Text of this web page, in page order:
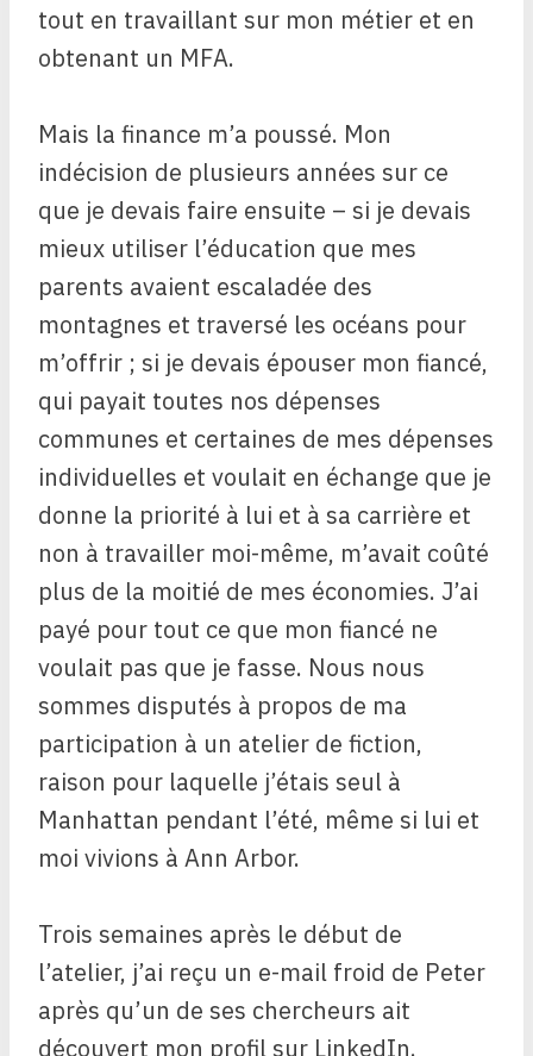
tout en travaillant sur mon métier et en
obtenant un MFA.
Mais la finance m’a poussé. Mon
indécision de plusieurs années sur ce
que je devais faire ensuite – si je devais
mieux utiliser l’éducation que mes
parents avaient escaladée des
montagnes et traversé les océans pour
m’offrir ; si je devais épouser mon fiancé,
qui payait toutes nos dépenses
communes et certaines de mes dépenses
individuelles et voulait en échange que je
donne la priorité à lui et à sa carrière et
non à travailler moi-même, m’avait coûté
plus de la moitié de mes économies. J’ai
payé pour tout ce que mon fiancé ne
voulait pas que je fasse. Nous nous
sommes disputés à propos de ma
participation à un atelier de fiction,
raison pour laquelle j’étais seul à
Manhattan pendant l’été, même si lui et
moi vivions à Ann Arbor.
Trois semaines après le début de
l’atelier, j’ai reçu un e-mail froid de Peter
après qu’un de ses chercheurs ait
découvert mon profil sur LinkedIn.